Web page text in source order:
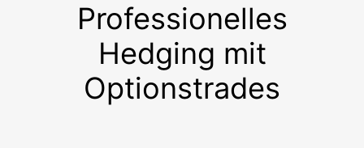
Professionelles
Hedging mit
Optionstrades